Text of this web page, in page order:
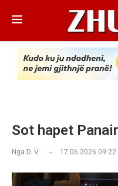
Sot hapet
Nga D. V. 17.06.2026 09:22